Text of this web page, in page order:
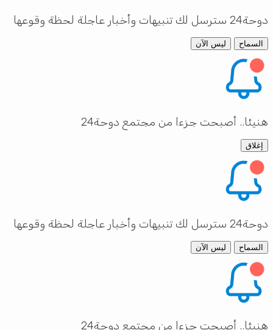
دوحة24 سترسل لك تنبيهات وأخبار عاجلة لحظة وقوعها
السماح ليس الآن
هنيئا.. أصبحت جزءا من مجتمع دوحة24
إغلاق
دوحة24 سترسل لك تنبيهات وأخبار عاجلة لحظة وقوعها
السماح ليس الآن
هنيئا.. أصبحت جزءا من مجتمع دوحة24